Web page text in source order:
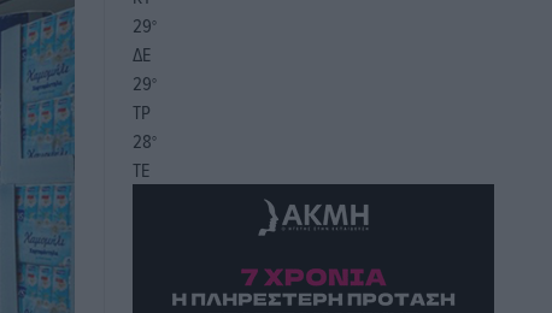
29°
ΔΕ
29°
ΤΡ
28°
ΤΕ